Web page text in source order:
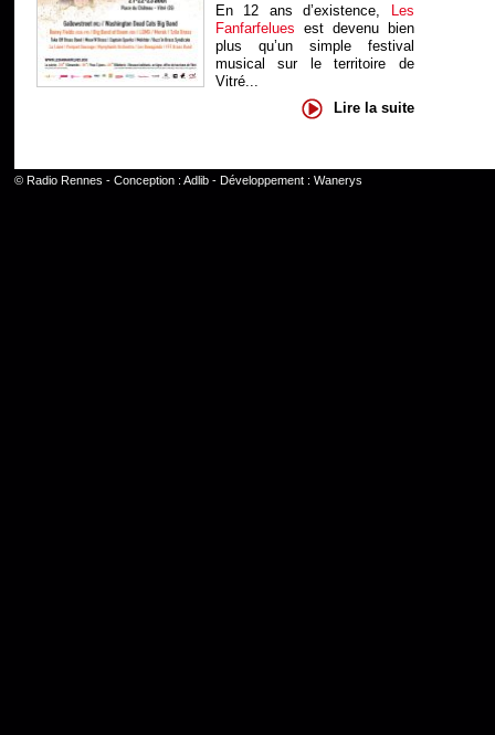
En 12 ans d’existence, Les
Fanfarfelues est devenu bien
plus qu’un simple festival
musical sur le territoire de
Vitré...
Lire la suite
© Radio Rennes - Conception : Adlib- Développement : Wanerys